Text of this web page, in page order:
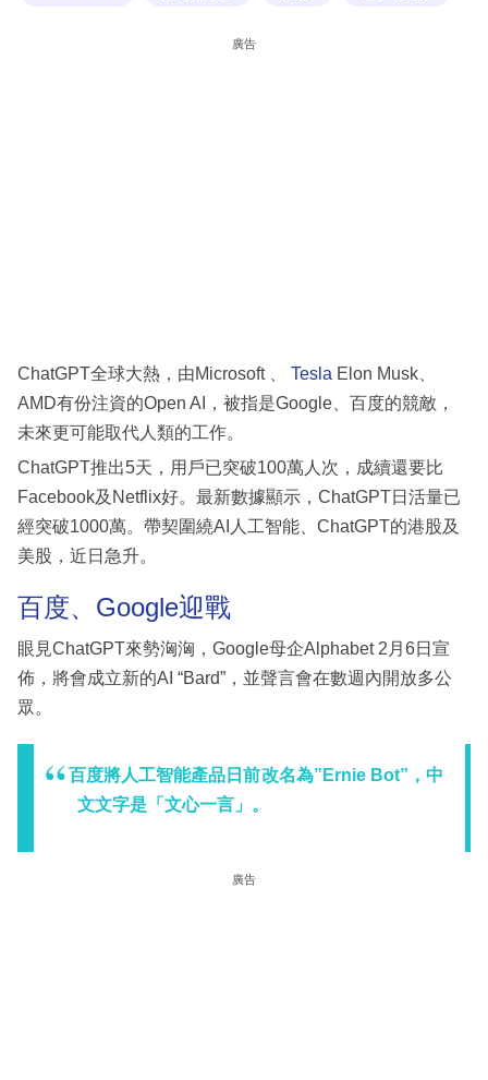
廣告
ChatGPT全球大熱，由Microsoft 、 Tesla Elon Musk、
AMD有份注資的Open AI，被指是Google、百度的競敵，
未來更可能取代人類的工作。
ChatGPT推出5天，用戶已突破100萬人次，成續還要比
Facebook及Netflix好。最新數據顯示，ChatGPT日活量已
經突破1000萬。帶契圍繞AI人工智能、ChatGPT的港股及
美股，近日急升。
百度、Google迎戰
眼見ChatGPT來勢洶洶，Google母企Alphabet 2月6日宣
佈，將會成立新的AI “Bard”，並聲言會在數週內開放多公
眾。
百度將人工智能產品日前改名為”Ernie Bot”，中
文文字是「文心一言」。
廣告